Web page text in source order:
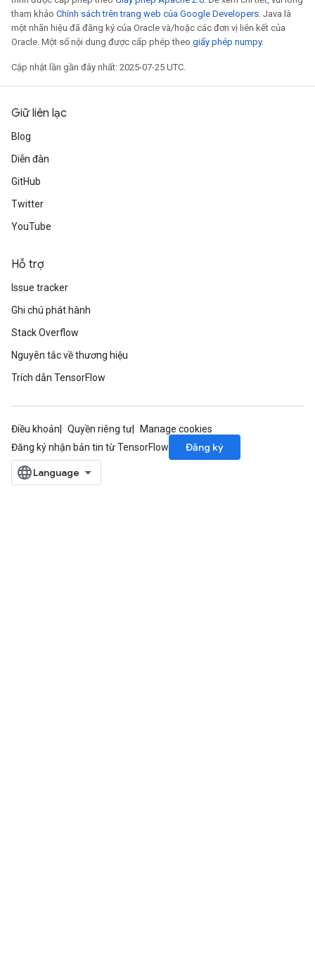
tham khảo Chính sách trên trang web của Google Developers. Java là
một nhãn hiệu đã đăng ký của Oracle và/hoặc các đơn vị liên kết của
Oracle. Một số nội dung được cấp phép theo giấy phép numpy.
Cập nhật lần gần đây nhất: 2025-07-25 UTC.
Giữ liên lạc
Blog
Diễn đàn
GitHub
Twitter
YouTube
Hỗ trợ
Issue tracker
Ghi chú phát hành
Stack Overflow
Nguyên tắc về thương hiệu
Trích dẫn TensorFlow
Điều khoản Quyền riêng tư
Manage cookies
Đăng ký nhận bản tin từ TensorFlow
Đăng ký